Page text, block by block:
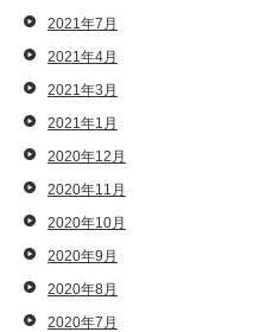
2021年7月
2021年4月
2021年3月
2021年1月
2020年12月
2020年11月
2020年10月
2020年9月
2020年8月
2020年7月